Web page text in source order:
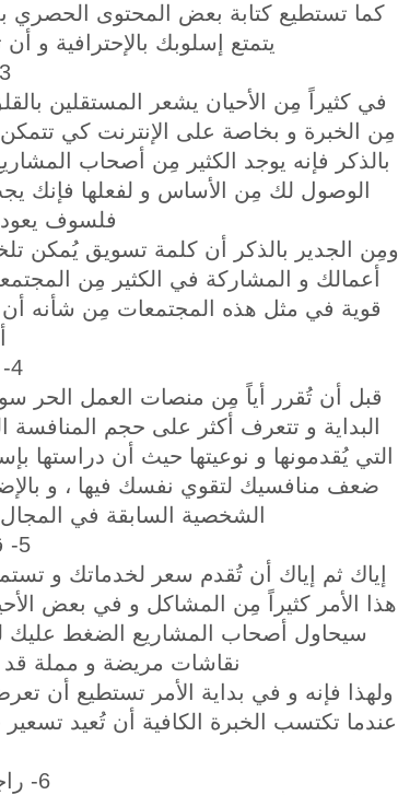
كما تستطيع كتابة بعض المحتوى الحصري
يتمتع إسلوبك بالإحترافية و
3- سوق لنفسك
في كثيراً مِن الأحيان يشعر المستقلين
مِن الخبرة و بخاصة على الإنترنت كي
بالذكر فإنه يوجد الكثير مِن أصحاب
الوصول لك مِن الأساس و لفعلها فإنك
فلسوف يعود
ومِن الجدير بالذكر أن كلمة تسويق يُمكن
أعمالك و المشاركة في الكثير مِن
قوية في مثل هذه المجتمعات مِن شأنه
4- إدرس منافسيك
قبل أن تُقرر أياً مِن منصات العمل الحر
البداية و تتعرف أكثر على حجم
التي يُقدمونها و نوعيتها حيث أن
ضعف منافسيك لتقوي نفسك فيها ، و
الشخصية السابقة في
5- قدم سعر مناسب
إياك ثم إياك أن تُقدم سعر لخدماتك و
هذا الأمر كثيراً مِن المشاكل و في بعض
سيحاول أصحاب المشاريع الضغط
نقاشات مريضة و مملة قد
ولهذا فإنه و في بداية الأمر تستطيع أن
عندما تكتسب الخبرة الكافية أن تُعيد
6- راجع متطلبات السوق